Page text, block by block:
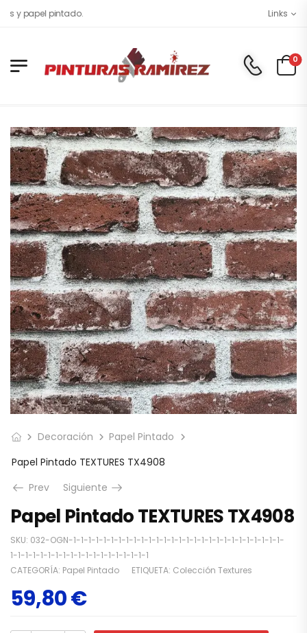
papel pintado. Links
0
Decoración
Papel Pintado
Papel Pintado TEXTURES TX4908
Prev
Siguiente
Papel Pintado TEXTURES TX4908
SKU: 032-OGN-1-1-1-1-1-1-1-1-1-1-1-1-1-1-1-1-1-1-1-1-1-1-1-1-1-1-1-1-
1-1-1-1-1-1-1-1-1-1-1-1-1-1-1-1-1-1-1
CATEGORÍA: Papel Pintado ETIQUETA: Colección Textures
59,80€